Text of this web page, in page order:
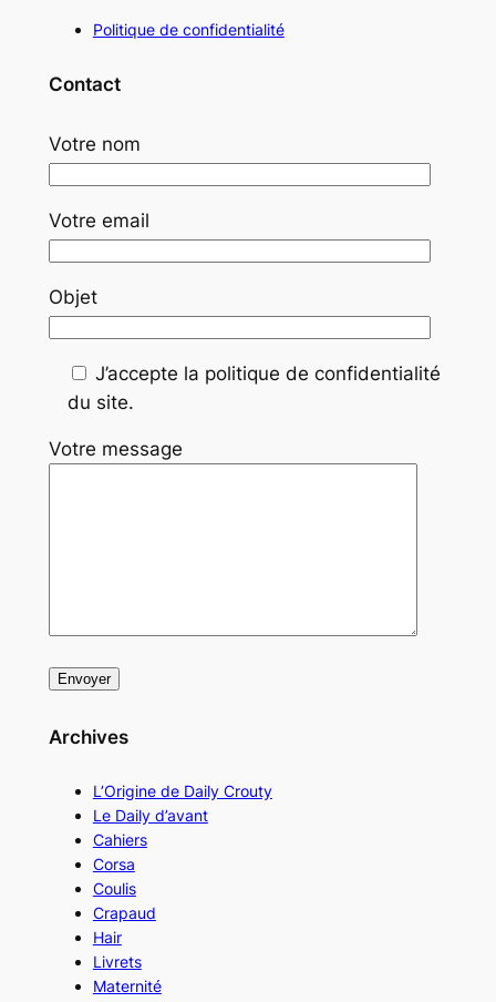
Politique de confidentialité
Contact
Votre nom
Votre email
Objet
J’accepte la politique de confidentialité
du site.
Votre message
Archives
L’Origine de Daily Crouty
Le Daily d’avant
Cahiers
Corsa
Coulis
Crapaud
Hair
Livrets
Maternité